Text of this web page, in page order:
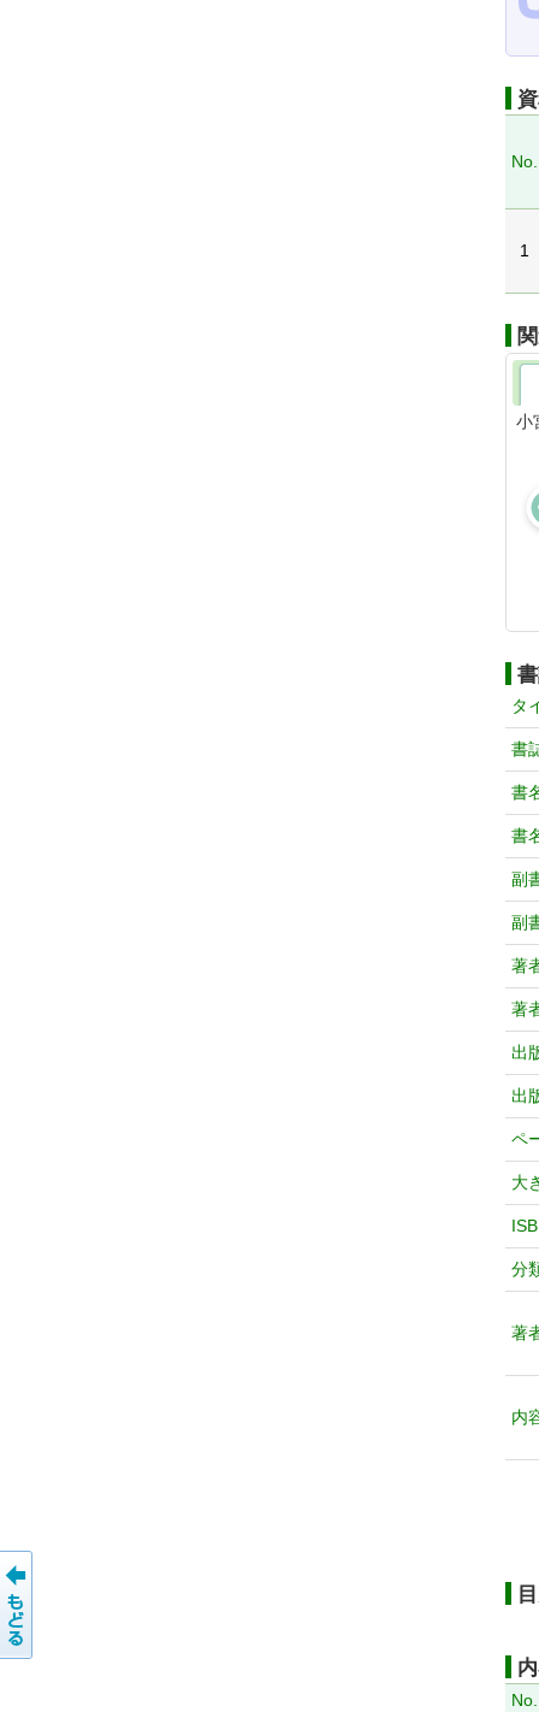
No.
1
小
タ
書
書
書
副
副
著
著
出
出
ペ
大
分
著
内
No.